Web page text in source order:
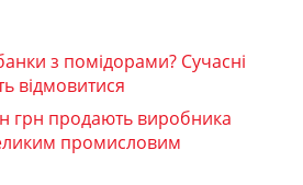
з помідорами? Сучасні
відмовитися
грн продають виробника
промисловим